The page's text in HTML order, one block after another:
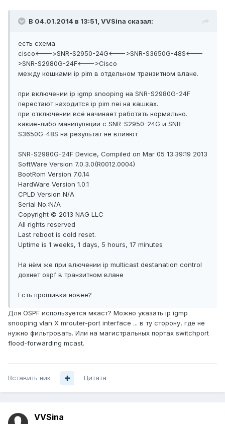
В 04.01.2014 в 13:51, VVSina сказал:
есть схема
cisco<--->SNR-S2950-24G<--->SNR-S3650G-48S<---
>SNR-S2980G-24F<--->Cisco
между кошками ip pim в отдельном транзитном влане.
при включении ip igmp snooping на SNR-S2980G-24F
перестают находится ip pim nei на кашках.
при отключении всё начинает работать нормально.
какие-либо манипуляции с SNR-S2950-24G и SNR-
S3650G-48S на результат не влияют
SNR-S2980G-24F Device, Compiled on Mar 05 13:39:19 2013
SoftWare Version 7.0.3.0(R0012.0004)
BootRom Version 7.0.14
HardWare Version 1.0.1
CPLD Version N/A
Serial No.:N/A
Copyright © 2013 NAG LLC
All rights reserved
Last reboot is cold reset.
Uptime is 1 weeks, 1 days, 5 hours, 17 minutes
На нём же при влючении ip multicast destanation control
дохнет ospf в транзитном влане
Есть прошивка новее?
Для OSPF используется мкаст? Можно указать ip igmp
snooping vlan X mrouter-port interface ... в ту сторону, где не
нужно фильтровать. Или на магистральных портах switchport
flood-forwarding mcast.
Вставить ник Цитата
VVSina